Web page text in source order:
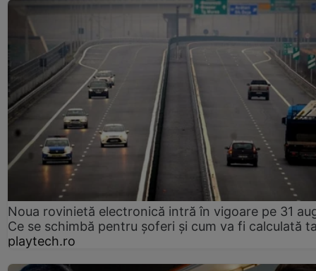
Noua rovinietă electronică intră în vigoare pe 31
Ce se schimbă pentru șoferi și cum va fi calculată
playtech.ro